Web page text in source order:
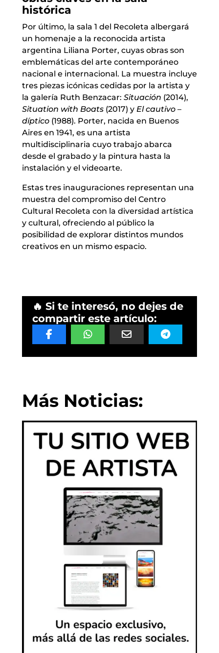
histórica
Por último, la sala 1 del Recoleta albergará
un homenaje a la reconocida artista
argentina Liliana Porter, cuyas obras son
emblemáticas del arte contemporáneo
nacional e internacional. La muestra incluye
tres piezas icónicas cedidas por la artista y
la galería Ruth Benzacar: Situación (2014),
Situation with Boats(2017) y El cautivo –
díptico(1988). Porter, nacida en Buenos
Aires en 1941, es una artista
multidisciplinaria cuyo trabajo abarca
desde el grabado y la pintura hasta la
instalación y el videoarte.
Estas tres inauguraciones representan una
muestra del compromiso del Centro
Cultural Recoleta con la diversidad artística
y cultural, ofreciendo al público la
posibilidad de explorar distintos mundos
creativos en un mismo espacio.
🔥 Si te interesó, no dejes de
compartir este artículo:
Más Noticias: